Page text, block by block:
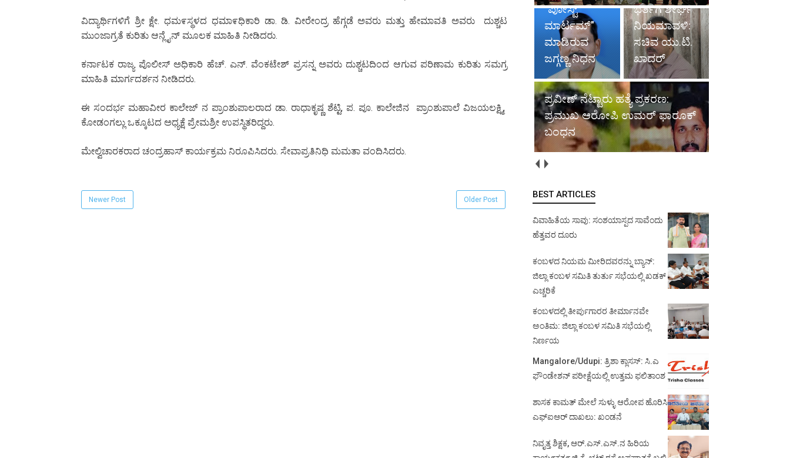
ವಿದ್ಯಾರ್ಥಿಗಳಿಗೆ ಶ್ರೀ ಕ್ಷೇ. ಧಮ೯ಸ್ಥಳದ ಧಮಾ೯ಧಿಕಾರಿ ಡಾ. ಡಿ. ವೀರೇಂದ್ರ ಹೆಗ್ಗಡೆ ಅವರು ಮತ್ತು ಹೇಮಾವತಿ ಅವರು ದುಶ್ಚಟ
ಮುಂಜಾಗ್ರತೆ ಕುರಿತು ಆನ್ಲೈನ್ ಮೂಲಕ ಮಾಹಿತಿ ನೀಡಿದರು.
ಕರ್ನಾಟಕ ರಾಜ್ಯ ಪೊಲೀಸ್ ಅಧಿಕಾರಿ ಹೆಚ್. ಎನ್. ವೆಂಕಟೇಶ್ ಪ್ರಸನ್ನ ಅವರು ದುಶ್ಚಟದಿಂದ ಆಗುವ ಪರಿಣಾಮ ಕುರಿತು ಸಮಗ್ರ
ಮಾಹಿತಿ ಮಾರ್ಗದರ್ಶನ ನೀಡಿದರು.
ಈ ಸಂದರ್ಭ ಮಹಾವೀರ ಕಾಲೇಜ್ ನ ಪ್ರಾಂಶುಪಾಲರಾದ ಡಾ. ರಾಧಾಕೃಷ್ಣ ಶೆಟ್ಟಿ, ಪ. ಪೂ. ಕಾಲೇಜಿನ ಪ್ರಾಂಶುಪಾಲೆ ವಿಜಯಲಕ್ಷ್ಮಿ,
ಕೋಡಂಗಲ್ಲು ಒಕ್ಕೂಟದ ಅಧ್ಯಕ್ಷೆ ಪ್ರೇಮಶ್ರೀ ಉಪಸ್ಥಿತರಿದ್ದರು.
ಮೇಲ್ವಿಚಾರಕರಾದ ಚಂದ್ರಹಾಸ್ ಕಾರ್ಯಕ್ರಮ ನಿರೂಪಿಸಿದರು. ಸೇವಾಪ್ರತಿನಿಧಿ ಮಮತಾ ವಂದಿಸಿದರು.
Newer Post Older Post
"ಪೋಸ್ಟ್
ಮಾರ್ಟಮ್"
ಮಾಡಿರುವ
ಜಗ್ಗಣ್ಣ ನಿಧನ
ಭರ್ತಿಗೆ ಶೀರ್ಘ
ನಿಯಮಾವಳಿ:
ಸಚಿವ ಯು.ಟಿ.
ಖಾದರ್
ಪ್ರವೀಣ್ ನೆಟ್ಟಾರು ಹತ್ಯೆ ಪ್ರಕರಣ:
ಪ್ರಮುಖ ಆರೋಪಿ ಉಮರ್ ಫಾರೂಕ್
ಬಂಧನ
BEST ARTICLES
ವಿವಾಹಿತೆಯ ಸಾವು: ಸಂಶಯಾಸ್ಪದ ಸಾವೆಂದು
ಹೆತ್ತವರ ದೂರು
ಕಂಬಳದ ನಿಯಮ ಮೀರಿದವರನ್ನು ಬ್ಯಾನ್:
ಜಿಲ್ಲಾ ಕಂಬಳ ಸಮಿತಿ ತುರ್ತು ಸಭೆಯಲ್ಲಿ ಖಡಕ್
ಎಚ್ಚರಿಕೆ
ಕಂಬಳದಲ್ಲಿ ತೀರ್ಪುಗಾರರ ತೀರ್ಮಾನವೇ
ಅಂತಿಮ: ಜಿಲ್ಲಾ ಕಂಬಳ ಸಮಿತಿ ಸಭೆಯಲ್ಲಿ
ನಿರ್ಣಯ
Mangalore/Udupi: ತ್ರಿಶಾ ಕ್ಲಾಸಸ್: ಸಿ.ಎ
ಫೌಂಡೇಶನ್ ಪರೀಕ್ಷೆಯಲ್ಲಿ ಉತ್ತಮ ಫಲಿತಾಂಶ
ಶಾಸಕ ಕಾಮತ್ ಮೇಲೆ ಸುಳ್ಳು ಆರೋಪ ಹೊರಿಸಿ
ಎಫ್‌ಐಆರ್ ದಾಖಲು: ಖಂಡನೆ
ನಿವೃತ್ತ ಶಿಕ್ಷಕ, ಆರ್.ಎಸ್.ಎಸ್.ನ ಹಿರಿಯ